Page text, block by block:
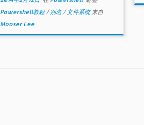
Powershell教程/别名 / 文件系统 来自
Mooser Lee